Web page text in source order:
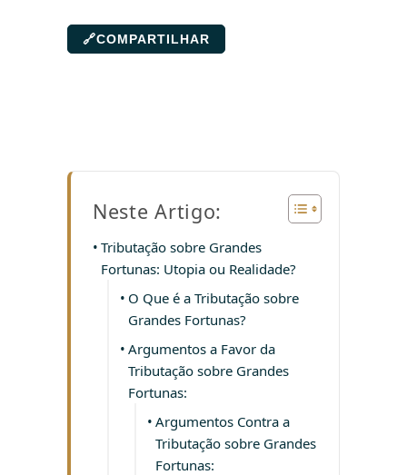
🔗COMPARTILHAR
Neste Artigo:
Tributação sobre Grandes
Fortunas: Utopia ou Realidade?
O Que é a Tributação sobre
Grandes Fortunas?
Argumentos a Favor da
Tributação sobre Grandes
Fortunas:
Argumentos Contra a
Tributação sobre Grandes
Fortunas: